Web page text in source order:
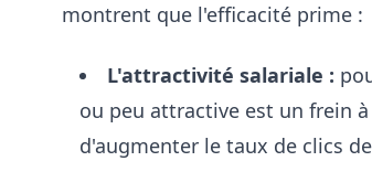
montrent que l'efficacité prime :
L'attractivité salariale :
ou peu attractive est un frein
d'augmenter le taux de clics de